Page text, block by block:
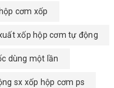
cơm xốp
xốp hộp cơm tự động
dùng một lần
sx xốp hộp cơm ps